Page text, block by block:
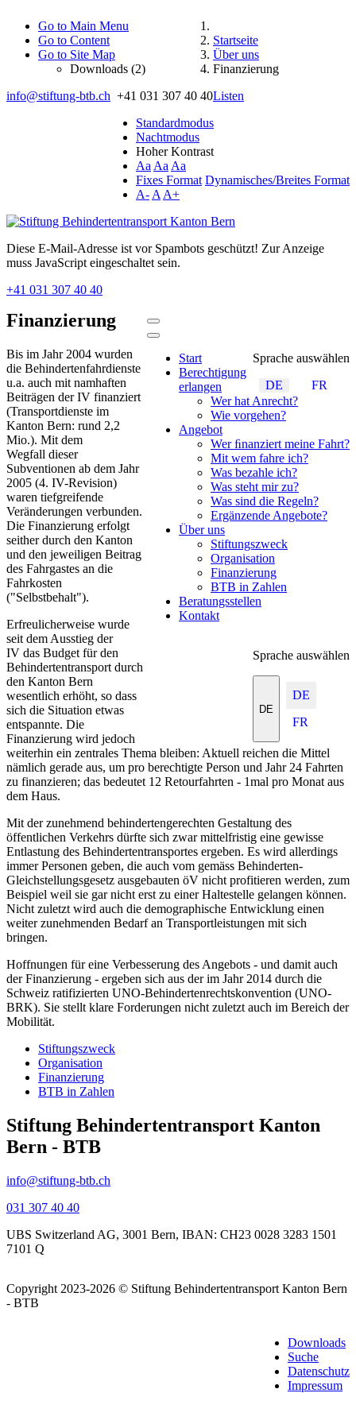
Go to Main Menu
Go to Content
Go to Site Map
Downloads (2)
info@stiftung-btb.ch +41 031 307 40 40
Standardmodus
Nachtmodus
Hoher Kontrast
Aa Aa Aa
Fixes Format Dynamisches/Breites Format
A- A A+
Diese E-Mail-Adresse ist vor Spambots geschützt! Zur Anzeige
muss JavaScript eingeschaltet sein.
+41 031 307 40 40
Sprache auswählen
DE
FR
Start
Berechtigung
erlangen
Wer hat Anrecht?
Wie vorgehen?
Angebot
Wer ﬁnanziert meine Fahrt?
Mit wem fahre ich?
Was bezahle ich?
Was steht mir zu?
Was sind die Regeln?
Ergänzende Angebote?
Über uns
Stiftungszweck
Organisation
Finanzierung
BTB in Zahlen
Beratungsstellen
Kontakt
Sprache auswählen
DE
DE
FR
Startseite
Über uns
Finanzierung
Listen
Finanzierung
Bis im Jahr 2004 wurden
die Behindertenfahrdienste
u.a. auch mit namhaften
Beiträgen der IV finanziert
(Transportdienste im
Kanton Bern: rund 2,2
Mio.). Mit dem
Wegfall dieser
Subventionen ab dem Jahr
2005 (4. IV-Revision)
waren tiefgreifende
Veränderungen verbunden.
Die Finanzierung erfolgt
seither durch den Kanton
und den jeweiligen Beitrag
des Fahrgastes an die
Fahrkosten
("Selbstbehalt").
Erfreulicherweise wurde
seit dem Ausstieg der
IV das Budget für den
Behindertentransport durch
den Kanton Bern
wesentlich erhöht, so dass
sich die Situation etwas
entspannte. Die
Finanzierung wird jedoch
weiterhin ein zentrales Thema bleiben: Aktuell reichen die Mittel
nämlich gerade aus, um pro berechtigte Person und Jahr 24 Fahrten
zu finanzieren; das bedeutet 12 Retourfahrten - 1mal pro Monat aus
dem Haus.
Mit der zunehmend behindertengerechten Gestaltung des
öffentlichen Verkehrs dürfte sich zwar mittelfristig eine gewisse
Entlastung des Behindertentransportes ergeben. Es wird allerdings
immer Personen geben, die auch vom gemäss Behinderten-
Gleichstellungsgesetz ausgebauten öV nicht profitieren werden, zum
Beispiel weil sie gar nicht erst zu einer Haltestelle gelangen können.
Nicht zuletzt wird auch die demographische Entwicklung einen
weiter zunehmenden Bedarf an Transportleistungen mit sich
bringen.
Hoffnungen für eine Verbesserung des Angebots - und damit auch
der Finanzierung - ergeben sich aus der im Jahr 2014 durch die
Schweiz ratifizierten UNO-Behindertenrechtskonvention (UNO-
BRK). Sie stellt klare Forderungen nicht zuletzt auch im Bereich der
Mobilität.
Stiftungszweck
Organisation
Finanzierung
BTB in Zahlen
Stiftung Behindertentransport Kanton
Bern - BTB
info@stiftung-btb.ch
031 307 40 40
UBS Switzerland AG, 3001 Bern, IBAN: CH23 0028 3283 1501
7101 Q
Copyright 2023-2026 © Stiftung Behindertentransport Kanton Bern
- BTB
Downloads
Suche
Datenschutz
Impressum